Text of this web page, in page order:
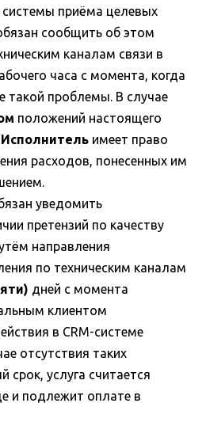
системы приёма целевых
сообщить об этом
каналам связи в
часа с момента, когда
такой проблемы. В случае
положений настоящего
Исполнитель имеет право
расходов, понесенных им
уведомить
претензий по качеству
направления
по техническим каналам
дней с момента
клиентом
в CRM-системе
отсутствия таких
срок, услуга считается
и подлежит оплате в